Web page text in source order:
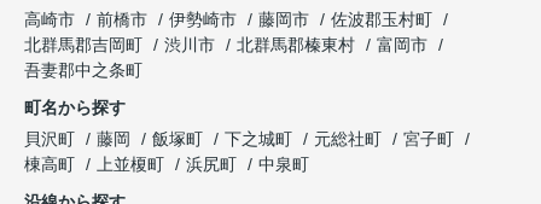
高崎市
前橋市 伊勢崎市 藤岡市
佐波郡玉村町
北群馬郡吉岡町
渋川市 北群馬郡榛東村
富岡市
吾妻郡中之条町
町名から探す
貝沢町
藤岡 飯塚町 下之城町 元総社町
宮子町
棟高町
上並榎町 浜尻町
中泉町